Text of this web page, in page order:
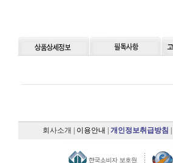
회사소개 이용안내 개인정보취급방침